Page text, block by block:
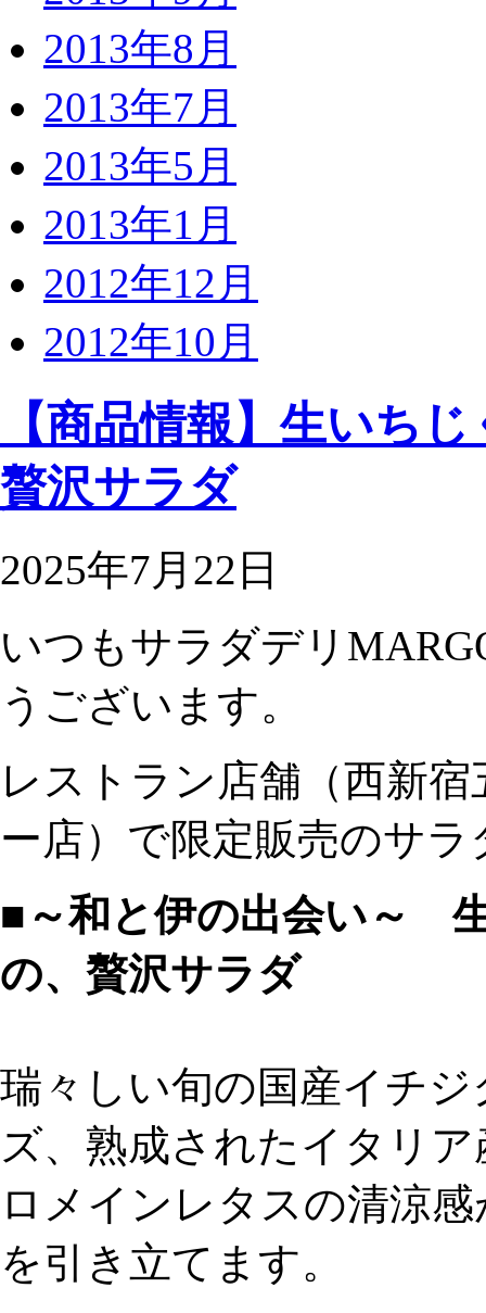
2013年8月
2013年7月
2013年5月
2013年1月
2012年12月
2012年10月
【商品情報】生いち
贅沢サラダ
2025年7月22日
いつもサラダデリ
うございます。
レストラン店舗（西新
ー店）で限定販売のサラ
■～和と伊の出会い～
の、贅沢サラダ
瑞々しい旬の国産イチ
ズ、熟成されたイタリ
ロメインレタスの清涼
を引き立てます。